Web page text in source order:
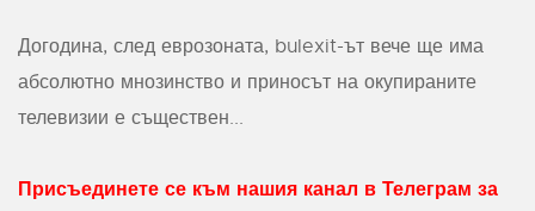
Догодина, след еврозоната, bulexit-ът вече ще има
абсолютно мнозинство и приносът на окупираните
телевизии е съществен...
Присъединете се към нашия канал в Телеграм за